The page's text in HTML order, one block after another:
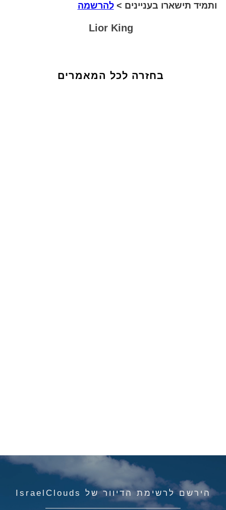
ותמיד תישארו בעניינים >להרשמה
Lior King
בחזרה לכל המאמרים
הירשם לרשימת הדיוור של IsraelClouds